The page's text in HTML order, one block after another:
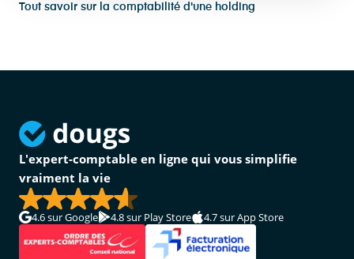
Tout savoir sur la comptabilité d'une holding
L'expert-comptable en ligne qui vous simplifie
vraiment la vie
4.6sur Google 4.8sur Play Store 4.7sur App Store